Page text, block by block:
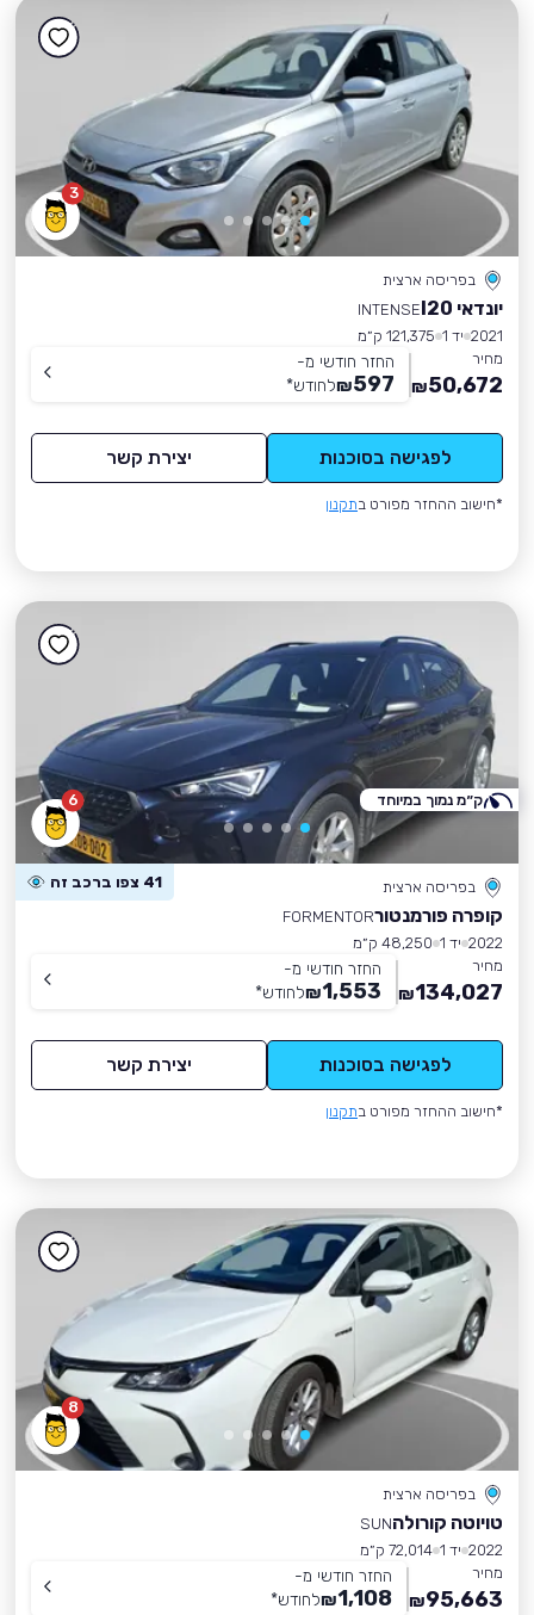
3
בפריסה ארצית
יונדאי I20
INTENSE
2021 יד 1
121,375 ק״מ
מחיר
50,672
₪
החזר חודשי מ-
597
₪לחודש*
לפגישה בסוכנות יצירת קשר
*חישוב ההחזר מפורט בתקנון
6
בפריסה ארצית 41 צפו ברכב זה
קופרה פורמנטורFORMENTOR
2022 יד 1
48,250 ק״מ
מחיר
134,027
₪
החזר חודשי מ-
1,553
₪לחודש*
לפגישה בסוכנות יצירת קשר
*חישוב ההחזר מפורט בתקנון
ק״מ נמוך במיוחד
8
בפריסה ארצית
טויוטה קורולהSUN
2022 יד 1
72,014 ק״מ
מחיר
95,663
₪
החזר חודשי מ-
1,108
₪לחודש*